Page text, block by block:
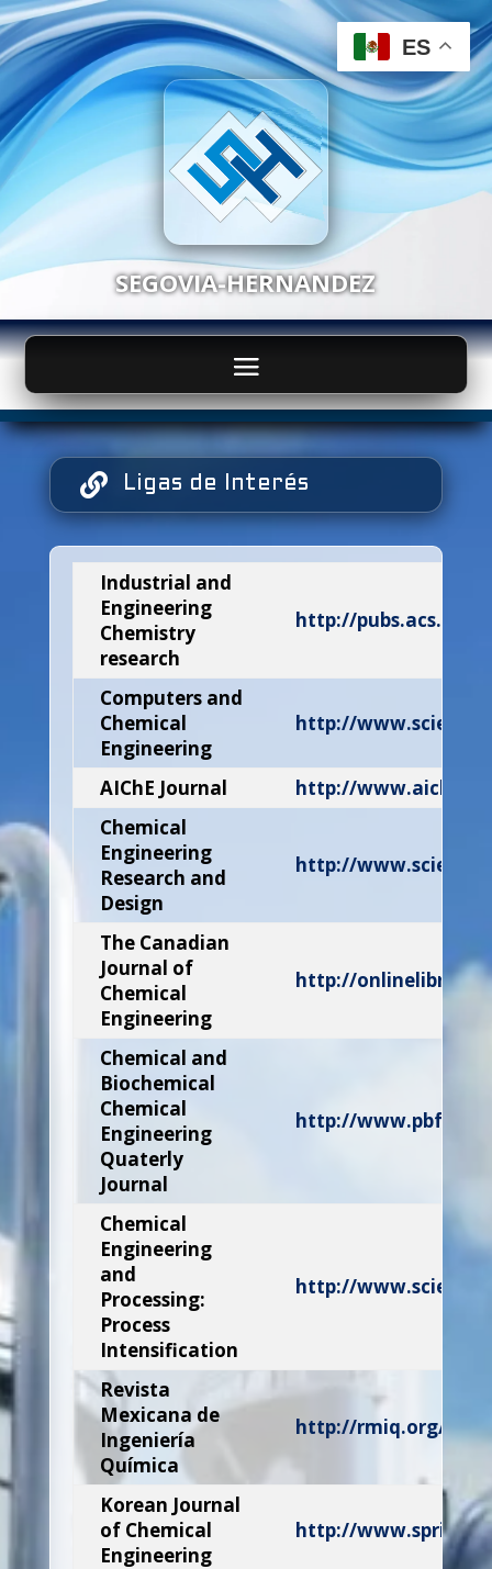
SEGOVIA-HERNANDEZ
 Ligas de Interés
Industrial and
Engineering
Chemistry
research
http://pubs.acs.org/
Computers and
Chemical
Engineering
http://
AIChE Journal
http://
Chemical
Engineering
Research and
Design
http://
The Canadian
Journal of
Chemical
Engineering
http://
Chemical and
Biochemical
Chemical
Engineering
Quaterly
Journal
http://www.pbf.hr/
Chemical
Engineering
and
Processing:
Process
Intensification
http://
Revista
Mexicana de
Ingeniería
Química
http://rmiq.org/
Korean Journal
of Chemical
Engineering
http://
ES